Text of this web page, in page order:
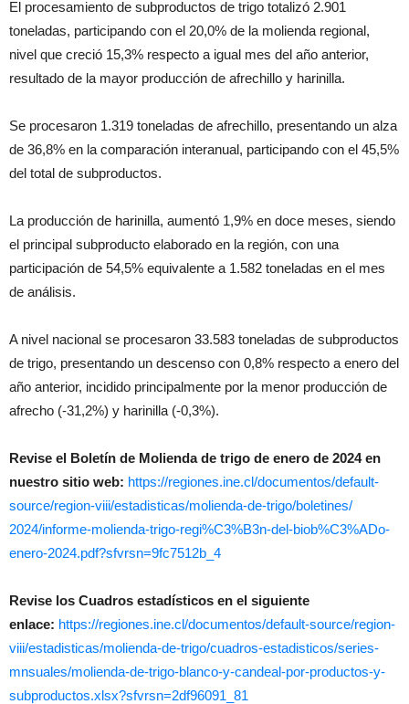
El procesamiento de subproductos de trigo totalizó 2.901
toneladas, participando con el 20,0% de la molienda regional,
nivel que creció 15,3% respecto a igual mes del año anterior,
resultado de la mayor producción de afrechillo y harinilla.
Se procesaron 1.319 toneladas de afrechillo, presentando un alza
de 36,8% en la comparación interanual, participando con el 45,5%
del total de subproductos.
La producción de harinilla, aumentó 1,9% en doce meses, siendo
el principal subproducto elaborado en la región, con una
participación de 54,5% equivalente a 1.582 toneladas en el mes
de análisis.
A nivel nacional se procesaron 33.583 toneladas de subproductos
de trigo, presentando un descenso con 0,8% respecto a enero del
año anterior, incidido principalmente por la menor producción de
afrecho (-31,2%) y harinilla (-0,3%).
Revise el Boletín de Molienda de trigo de enero de 2024 en
nuestro sitio web: https://regiones.ine.cl/documentos/default-
source/region-viii/estadisticas/molienda-de-trigo/boletines/
2024/informe-molienda-trigo-regi%C3%B3n-del-biob%C3%ADo-
enero-2024.pdf?sfvrsn=9fc7512b_4
Revise los Cuadros estadísticos en el siguiente
enlace: https://regiones.ine.cl/documentos/default-source/region-
viii/estadisticas/molienda-de-trigo/cuadros-estadisticos/series-
mnsuales/molienda-de-trigo-blanco-y-candeal-por-productos-y-
subproductos.xlsx?sfvrsn=2df96091_81